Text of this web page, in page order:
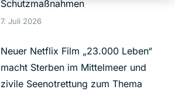
Schutzmaßnahmen
7. Juli 2026
Neuer Netflix Film „23.000 Leben“
macht Sterben im Mittelmeer und
zivile Seenotrettung zum Thema